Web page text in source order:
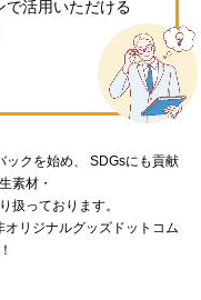
で活用いただける
ックを始め、 SDGsにも貢献
素材・
扱っております。
リジナルグッズドットコム